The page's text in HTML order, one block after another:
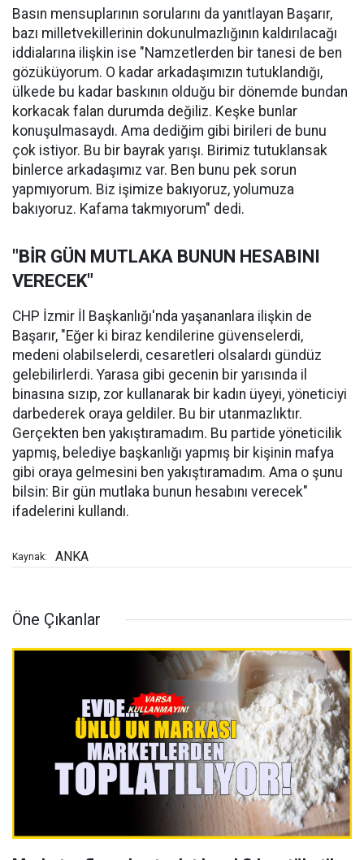
Basın mensuplarının sorularını da yanıtlayan Başarır,
bazı milletvekillerinin dokunulmazlığının kaldırılacağı
iddialarına ilişkin ise "Namzetlerden bir tanesi de ben
gözüküyorum. O kadar arkadaşımızın tutuklandığı,
ülkede bu kadar baskının olduğu bir dönemde bundan
korkacak falan durumda değiliz. Keşke bunlar
konuşulmasaydı. Ama dediğim gibi birileri de bunu
çok istiyor. Bu bir bayrak yarışı. Birimiz tutuklansak
binlerce arkadaşımız var. Ben bunu pek sorun
yapmıyorum. Biz işimize bakıyoruz, yolumuza
bakıyoruz. Kafama takmıyorum" dedi.
"BİR GÜN MUTLAKA BUNUN HESABINI
VERECEK"
CHP İzmir İl Başkanlığı'nda yaşananlara ilişkin de
Başarır, "Eğer ki biraz kendilerine güvenselerdi,
medeni olabilselerdi, cesaretleri olsalardı gündüz
gelebilirlerdi. Yarasa gibi gecenin bir yarısında il
binasına sızıp, zor kullanarak bir kadın üyeyi, yöneticiyi
darbederek oraya geldiler. Bu bir utanmazlıktır.
Gerçekten ben yakıştıramadım. Bu partide yöneticilik
yapmış, belediye başkanlığı yapmış bir kişinin mafya
gibi oraya gelmesini ben yakıştıramadım. Ama o şunu
bilsin: Bir gün mutlaka bunun hesabını verecek"
ifadelerini kullandı.
Kaynak: ANKA
Öne Çıkanlar